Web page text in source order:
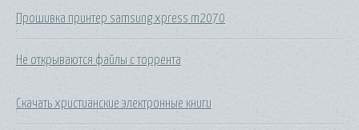
Прошивка принтер samsung xpress m2070
Не открываются файлы с торрента
Скачать христианские электронные книги